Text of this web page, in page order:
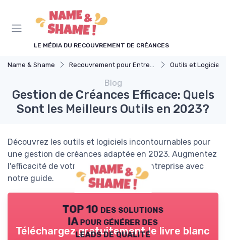
LE MÉDIA DU RECOUVREMENT DE CRÉANCES
Name & Shame Recouvrement pour Entreprises Outils et Logiciels de
Blog
Gestion de Créances Efficace: Quels
Sont les Meilleurs Outils en 2023?
Découvrez les outils et logiciels incontournables pour
une gestion de créances adaptée en 2023. Augmentez
l'efficacité de votre recouvrement d'entreprise avec
notre guide.
TOP 10 des solutions
IA pour générer des
leads de qualité
Téléchargez gratuitement le livre blanc